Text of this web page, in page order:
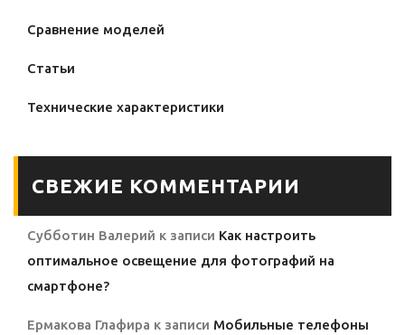
Сравнение моделей
Статьи
Технические характеристики
СВЕЖИЕ КОММЕНТАРИИ
Субботин Валерий к записи Как настроить
оптимальное освещение для фотографий на
смартфоне?
Ермакова Глафира к записи Мобильные телефоны